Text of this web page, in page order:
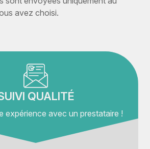
avez choisi.
QUALITÉ
expérience avec un prestataire !